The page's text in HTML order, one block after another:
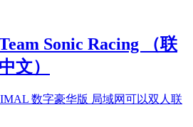
Sonic Racing （联
文）